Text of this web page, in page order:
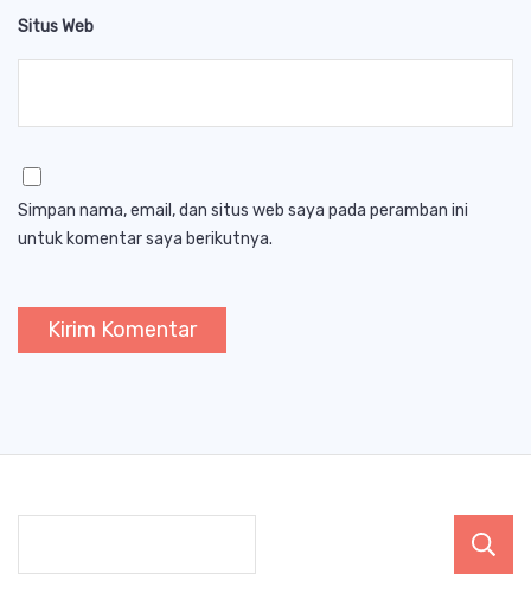
Situs Web
Simpan nama, email, dan situs web saya pada peramban ini
untuk komentar saya berikutnya.